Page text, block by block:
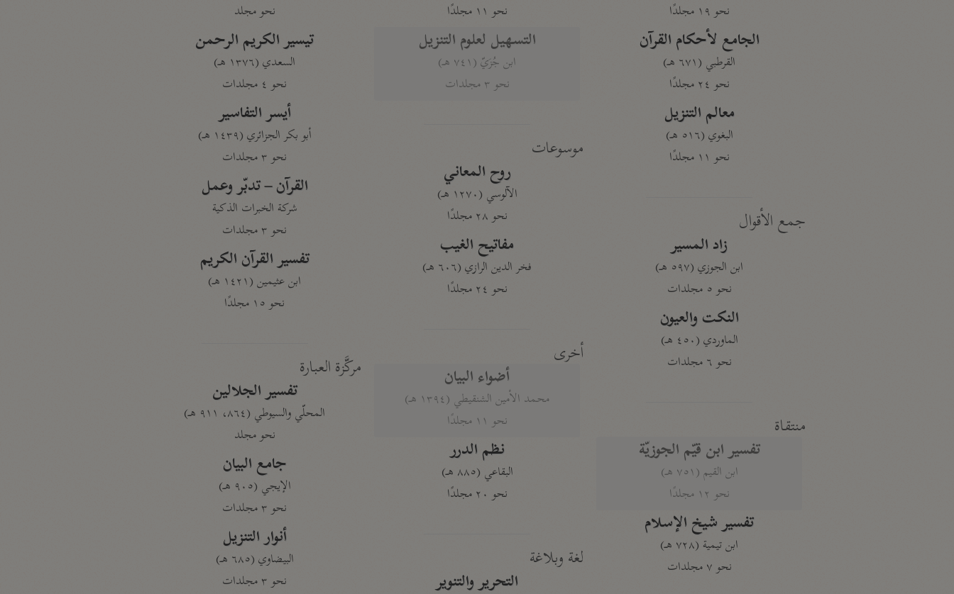
نحو ١٩ مجلدًا
الجامع لأحكام القرآن
القرطبي (٦٧١ هـ)
نحو ٢٤ مجلدًا
معالم التنزيل
البغوي (٥١٦ هـ)
نحو ١١ مجلدًا
جمع الأقوال
زاد المسير
ابن الجوزي (٥٩٧ هـ)
نحو ٥ مجلدات
النكت والعيون
الماوردي (٤٥٠ هـ)
نحو ٦ مجلدات
منتقاة
تفسير ابن قيّم الجوزيّة
ابن القيم (٧٥١ هـ)
نحو ١٢ مجلدًا
تفسير شيخ الإسلام
ابن تيمية (٧٢٨ هـ)
نحو ٧ مجلدات
نحو ١١ مجلدًا
التسهيل لعلوم التنزيل
ابن جُزَيّ (٧٤١ هـ)
نحو ٣ مجلدات
موسوعات
روح المعاني
الآلوسي (١٢٧٠ هـ)
نحو ٢٨ مجلدًا
مفاتيح الغيب
فخر الدين الرازي (٦٠٦ هـ)
نحو ٢٤ مجلدًا
أخرى
أضواء البيان
محمد الأمين الشنقيطي (١٣٩٤ هـ)
نحو ١١ مجلدًا
نظم الدرر
البقاعي (٨٨٥ هـ)
نحو ٢٠ مجلدًا
لغة وبلاغة
التحرير والتنوير
نحو مجلد
تيسير الكريم الرحمن
السعدي (١٣٧٦ هـ)
نحو ٤ مجلدات
أيسر التفاسير
أبو بكر الجزائري (١٤٣٩ هـ)
نحو ٣ مجلدات
القرآن – تدبّر وعمل
شركة الخبرات الذكية
نحو ٣ مجلدات
تفسير القرآن الكريم
ابن عثيمين (١٤٢١ هـ)
نحو ١٥ مجلدًا
مركَّزة العبارة
تفسير الجلالين
المحلّي والسيوطي (٨٦٤، ٩١١ هـ)
نحو مجلد
جامع البيان
الإيجي (٩٠٥ هـ)
نحو ٣ مجلدات
أنوار التنزيل
البيضاوي (٦٨٥ هـ)
نحو ٣ مجلدات